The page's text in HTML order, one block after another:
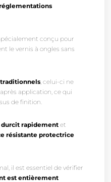
conçu pour
le vernis à ongles sans
, celui-ci ne
application, ce qui
de finition.
durcit rapidement et
résistante protectrice
il est essentiel de vérifier
est entièrement